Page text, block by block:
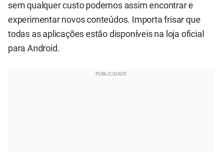
sem qualquer custo podemos assim encontrar e
experimentar novos conteúdos. Importa frisar que
todas as aplicações estão disponíveis na loja oficial
para Android.